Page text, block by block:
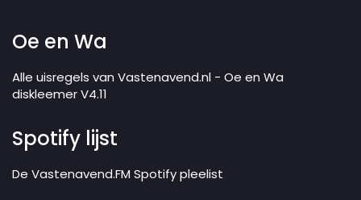
Oe en Wa
Alle uisregels van Vastenavend.nl - Oe en Wa
diskleemer V4.11
Spotify lijst
De Vastenavend.FM Spotify pleelist